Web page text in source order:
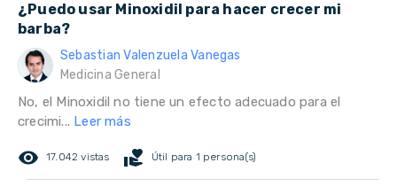
¿Puedo usar Minoxidil para hacer crecer mi
barba?
Sebastian Valenzuela Vanegas
Medicina General
No, el Minoxidil no tiene un efecto adecuado para el
crecimi... Leer más
remove_red_eye 17.042 vistas volunteer_activism Útil para 1 persona(s)